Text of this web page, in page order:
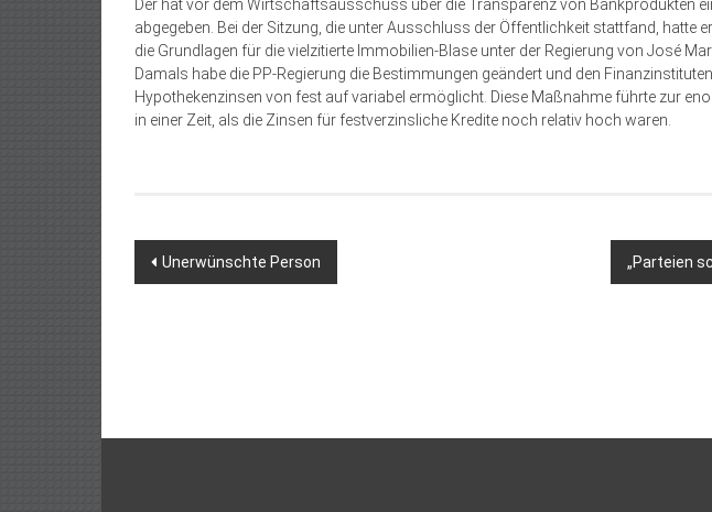
Der hat vor dem Wirtschaftsausschuss über die Transparenz von Bankprodukten
abgegeben. Bei der Sitzung, die unter Ausschluss der Öffentlichkeit stattfand, hatte
die Grundlagen für die vielzitierte Immobilien-Blase unter der Regierung von José
Damals habe die PP-Regierung die Bestimmungen geändert und den
Hypothekenzinsen von fest auf variabel ermöglicht. Diese Maßnahme führte zur
in einer Zeit, als die Zinsen für festverzinsliche Kredite noch relativ hoch waren.
Beitragsnavigation
Unerwünschte Person „Parteien